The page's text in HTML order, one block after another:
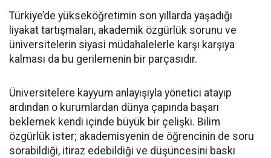
Türkiye’de yükseköğretimin son yıllarda yaşadığı
liyakat tartışmaları, akademik özgürlük sorunu ve
üniversitelerin siyasi müdahalelerle karşı karşıya
kalması da bu gerilemenin bir parçasıdır.
Üniversitelere kayyum anlayışıyla yönetici atayıp
ardından o kurumlardan dünya çapında başarı
beklemek kendi içinde büyük bir çelişki. Bilim
özgürlük ister; akademisyenin de öğrencinin de soru
sorabildiği, itiraz edebildiği ve düşüncesini baskı